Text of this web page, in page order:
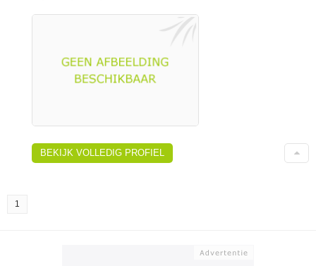
BEKIJK VOLLEDIG PROFIEL
1